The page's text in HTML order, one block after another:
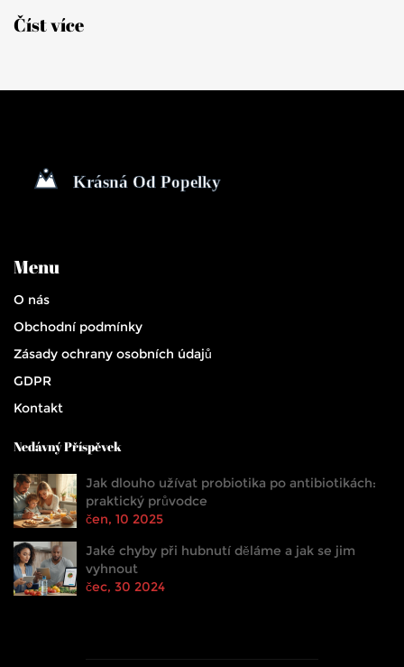
každodenní péči o pokožku pro dosažení nejlepšího
Číst více
Menu
O nás
Obchodní podmínky
Zásady ochrany osobních údajů
GDPR
Kontakt
Nedávný Příspěvek
Jak dlouho užívat probiotika po antibiotikách:
praktický průvodce
čen, 10 2025
Jaké chyby při hubnutí děláme a jak se jim
vyhnout
čec, 30 2024